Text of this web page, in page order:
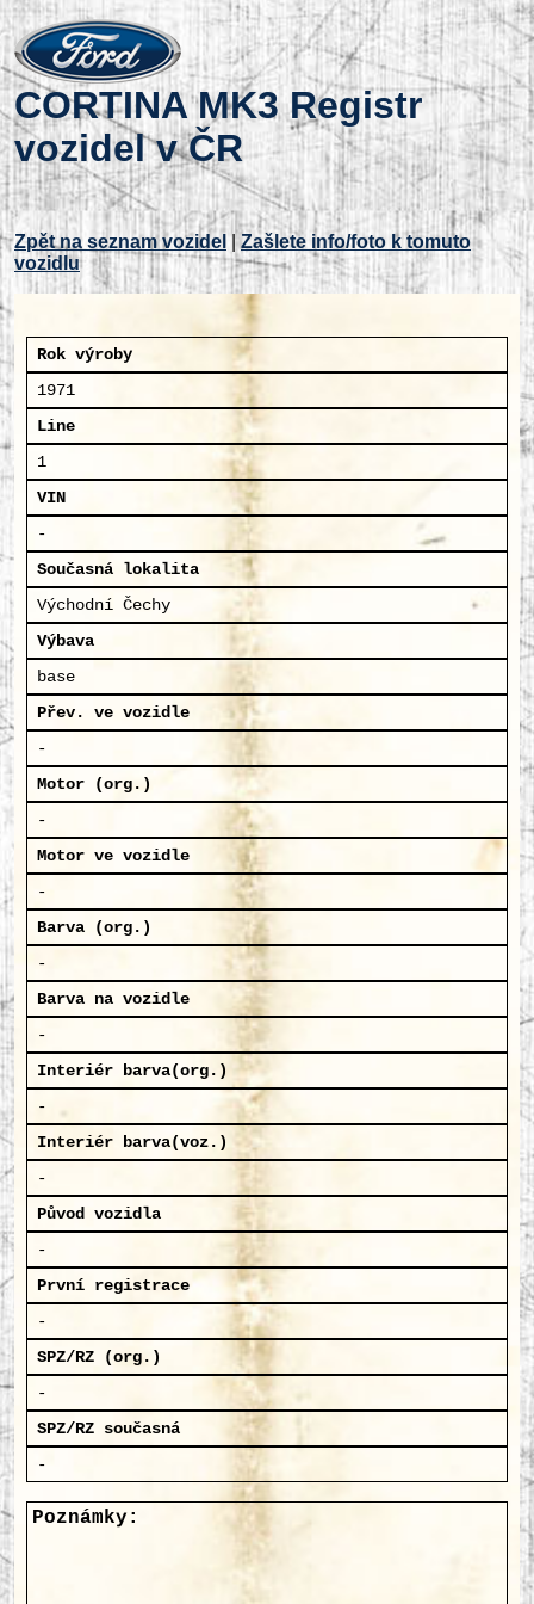
CORTINA MK3 Registr
vozidel v ČR
Zpět na seznam vozidel
Zašlete info/foto k tomuto
vozidlu
Rok výroby
1971
Line
1
VIN
-
Současná lokalita
Východní Čechy
Výbava
base
Přev. ve vozidle
-
Motor (org.)
-
Motor ve vozidle
-
Barva (org.)
-
Barva na vozidle
-
Interiér barva(org.)
-
Interiér barva(voz.)
-
Původ vozidla
-
První registrace
-
SPZ/RZ (org.)
-
SPZ/RZ současná
-
Poznámky: